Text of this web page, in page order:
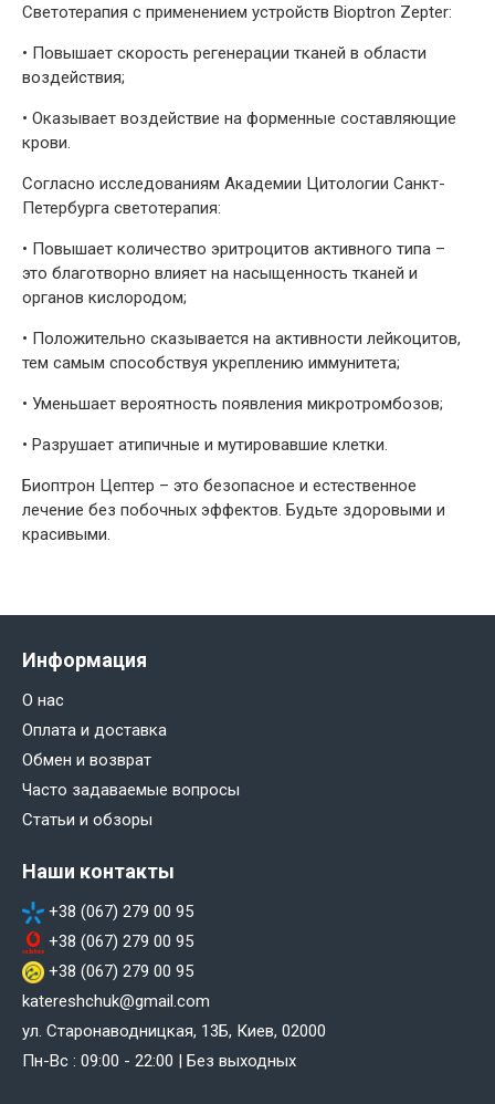
Светотерапия с применением устройств Bioptron Zepter:
• Повышает скорость регенерации тканей в области
воздействия;
• Оказывает воздействие на форменные составляющие
крови.
Согласно исследованиям Академии Цитологии Санкт-
Петербурга светотерапия:
• Повышает количество эритроцитов активного типа –
это благотворно влияет на насыщенность тканей и
органов кислородом;
• Положительно сказывается на активности лейкоцитов,
тем самым способствуя укреплению иммунитета;
• Уменьшает вероятность появления микротромбозов;
• Разрушает атипичные и мутировавшие клетки.
Биоптрон Цептер – это безопасное и естественное
лечение без побочных эффектов. Будьте здоровыми и
красивыми.
Информация
О нас
Оплата и доставка
Обмен и возврат
Часто задаваемые вопросы
Статьи и обзоры
Наши контакты
+38 (067) 279 00 95
+38 (067) 279 00 95
+38 (067) 279 00 95
katereshchuk@gmail.com
ул. Старонаводницкая, 13Б, Киев, 02000
Пн-Вс : 09:00 - 22:00 | Без выходных